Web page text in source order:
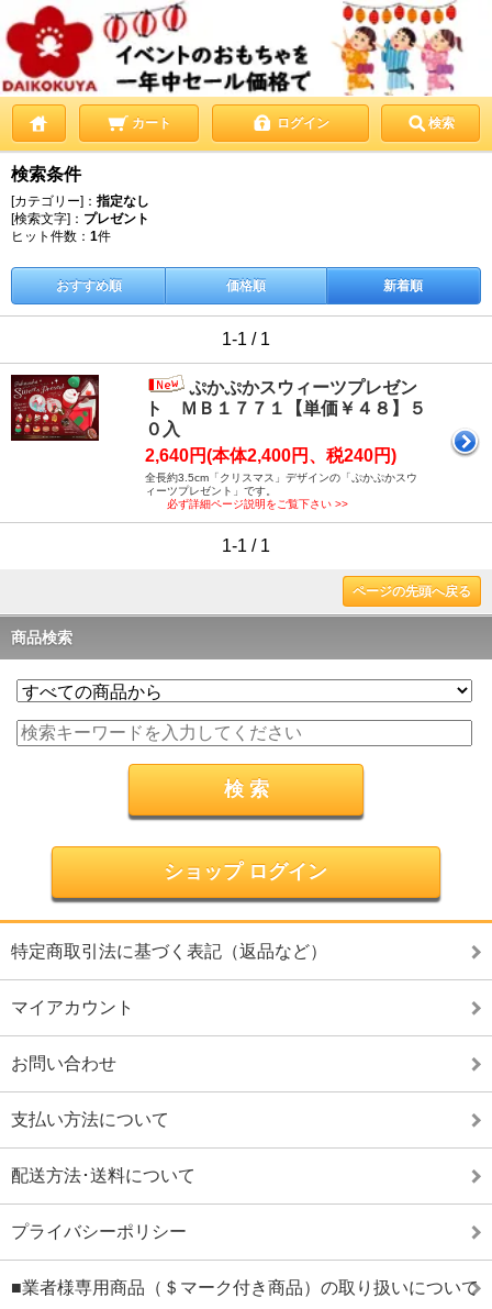
カート ログイン 検索
検索条件
[カテゴリー]： 指定なし
[検索文字]： プレゼント
ヒット件数： 1件
おすすめ順 価格順 新着順
1-1 / 1
ぷかぷかスウィーツプレゼン
ト ＭＢ１７７１【単価￥４８】５
０入
2,640円(本体2,400円、税240円)
全長約3.5cm「クリスマス」デザインの「ぷかぷかスウ
ィーツプレゼント」です。
必ず詳細ページ説明をご覧下さい >>
1-1 / 1
ページの先頭へ戻る
商品検索
ショップ ログイン
特定商取引法に基づく表記（返品など）
マイアカウント
お問い合わせ
支払い方法について
配送方法･送料について
プライバシーポリシー
■業者様専用商品（＄マーク付き商品）の取り扱いについて